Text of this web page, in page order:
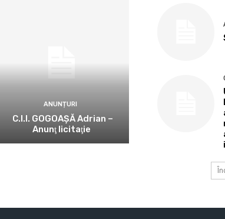
ANUNȚURI
C.I.I. GOGOAŞĂ Adrian –
Anunţ licitaţie